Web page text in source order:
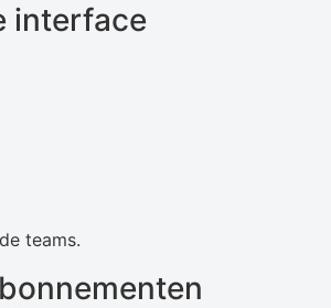
interface
teams.